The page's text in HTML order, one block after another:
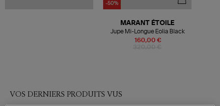
-50%
160,00 €
MARANT ÉTOILE
Jupe Mi-Longue Eolia Black
VOS DERNIERS PRODUITS VUS